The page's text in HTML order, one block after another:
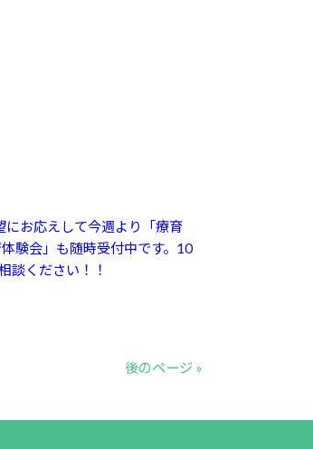
にお応えして今週より「療育
験会」も随時受付中です。10
談ください！！
後のページ »